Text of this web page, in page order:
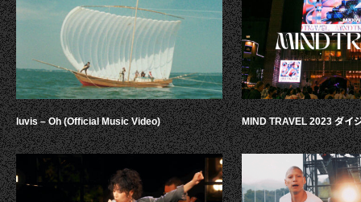
luvis – Oh (Official Music Video) MIND TRAVEL 2023 ダイ